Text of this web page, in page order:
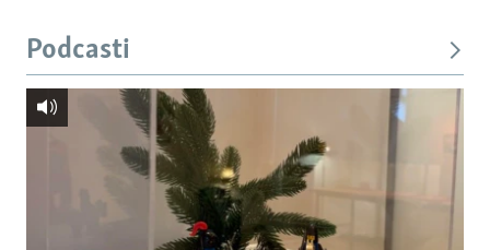
Podcasti